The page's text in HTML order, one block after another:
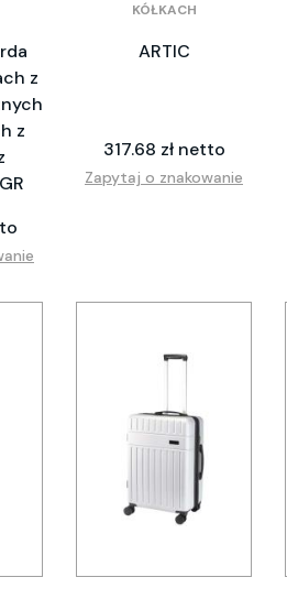
z
z
KÓŁKACH
ARTIC
317.68 zł netto
Zapytaj o znakowanie